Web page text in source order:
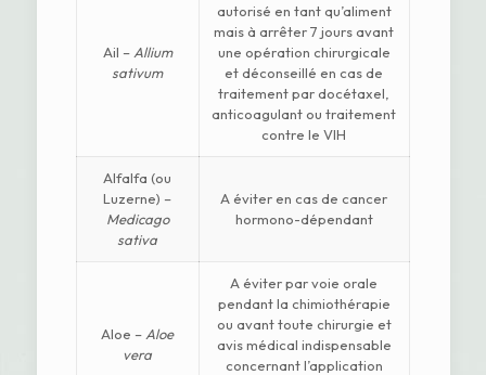
Ail – Allium
sativum
autorisé en tant qu’aliment
mais à arrêter 7 jours avant
une opération chirurgicale
et déconseillé en cas de
traitement par docétaxel,
anticoagulant ou traitement
contre le VIH
Alfalfa (ou
Luzerne) –
Medicago
sativa
A éviter en cas de cancer
hormono-dépendant
Aloe – Aloe
vera
A éviter par voie orale
pendant la chimiothérapie
ou avant toute chirurgie et
avis médical indispensable
concernant l’application